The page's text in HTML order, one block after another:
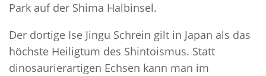
Park auf der Shima Halbinsel.
Der dortige Ise Jingu Schrein gilt in Japan als das
höchste Heiligtum des Shintoismus. Statt
dinosaurierartigen Echsen kann man im